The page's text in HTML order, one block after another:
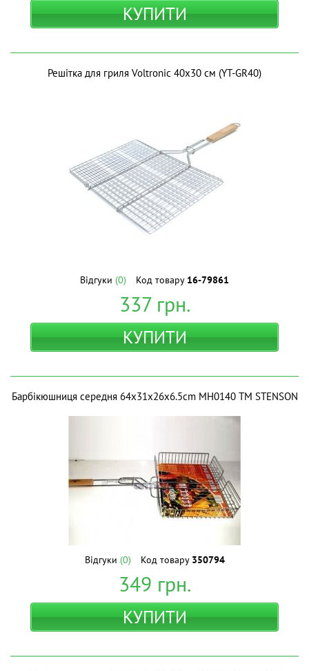
КУПИТИ
Решітка для гриля Voltronic 40х30 см (YT-GR40)
Відгуки (0) Код товару 16-79861
337грн.
КУПИТИ
Барбікюшниця середня 64x31x26х6.5cm MH0140 ТМ STENSON
Відгуки (0) Код товару 350794
349 грн.
КУПИТИ